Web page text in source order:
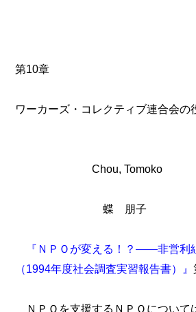
第10章
ワーカーズ・コレクティブ連合会の
Chou, Tomoko
蝶 朋子
『ＮＰＯが変える！？――非営利
（1994年度社会調査実習報告書）』
ＮＰＯを支援するＮＰＯについて